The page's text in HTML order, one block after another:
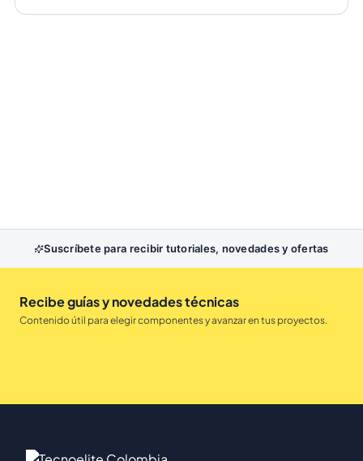
Suscríbete para recibir tutoriales, novedades y ofertas
Recibe guías y novedades técnicas
Contenido útil para elegir componentes y avanzar en tus proyectos.